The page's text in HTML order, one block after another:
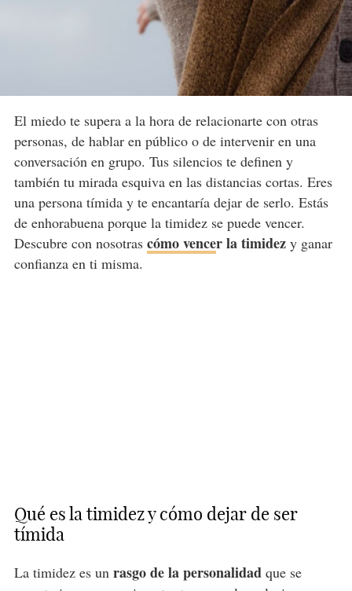
El miedo te supera a la hora de relacionarte con otras
personas, de hablar en público o de intervenir en una
conversación en grupo. Tus silencios te definen y
también tu mirada esquiva en las distancias cortas. Eres
una persona tímida y te encantaría dejar de serlo. Estás
de enhorabuena porque la timidez se puede vencer.
Descubre con nosotras cómo vencer la timidezy ganar
confianza en ti misma.
Qué es la timidez y cómo dejar de ser
tímida
La timidez es un rasgo de la personalidadque se